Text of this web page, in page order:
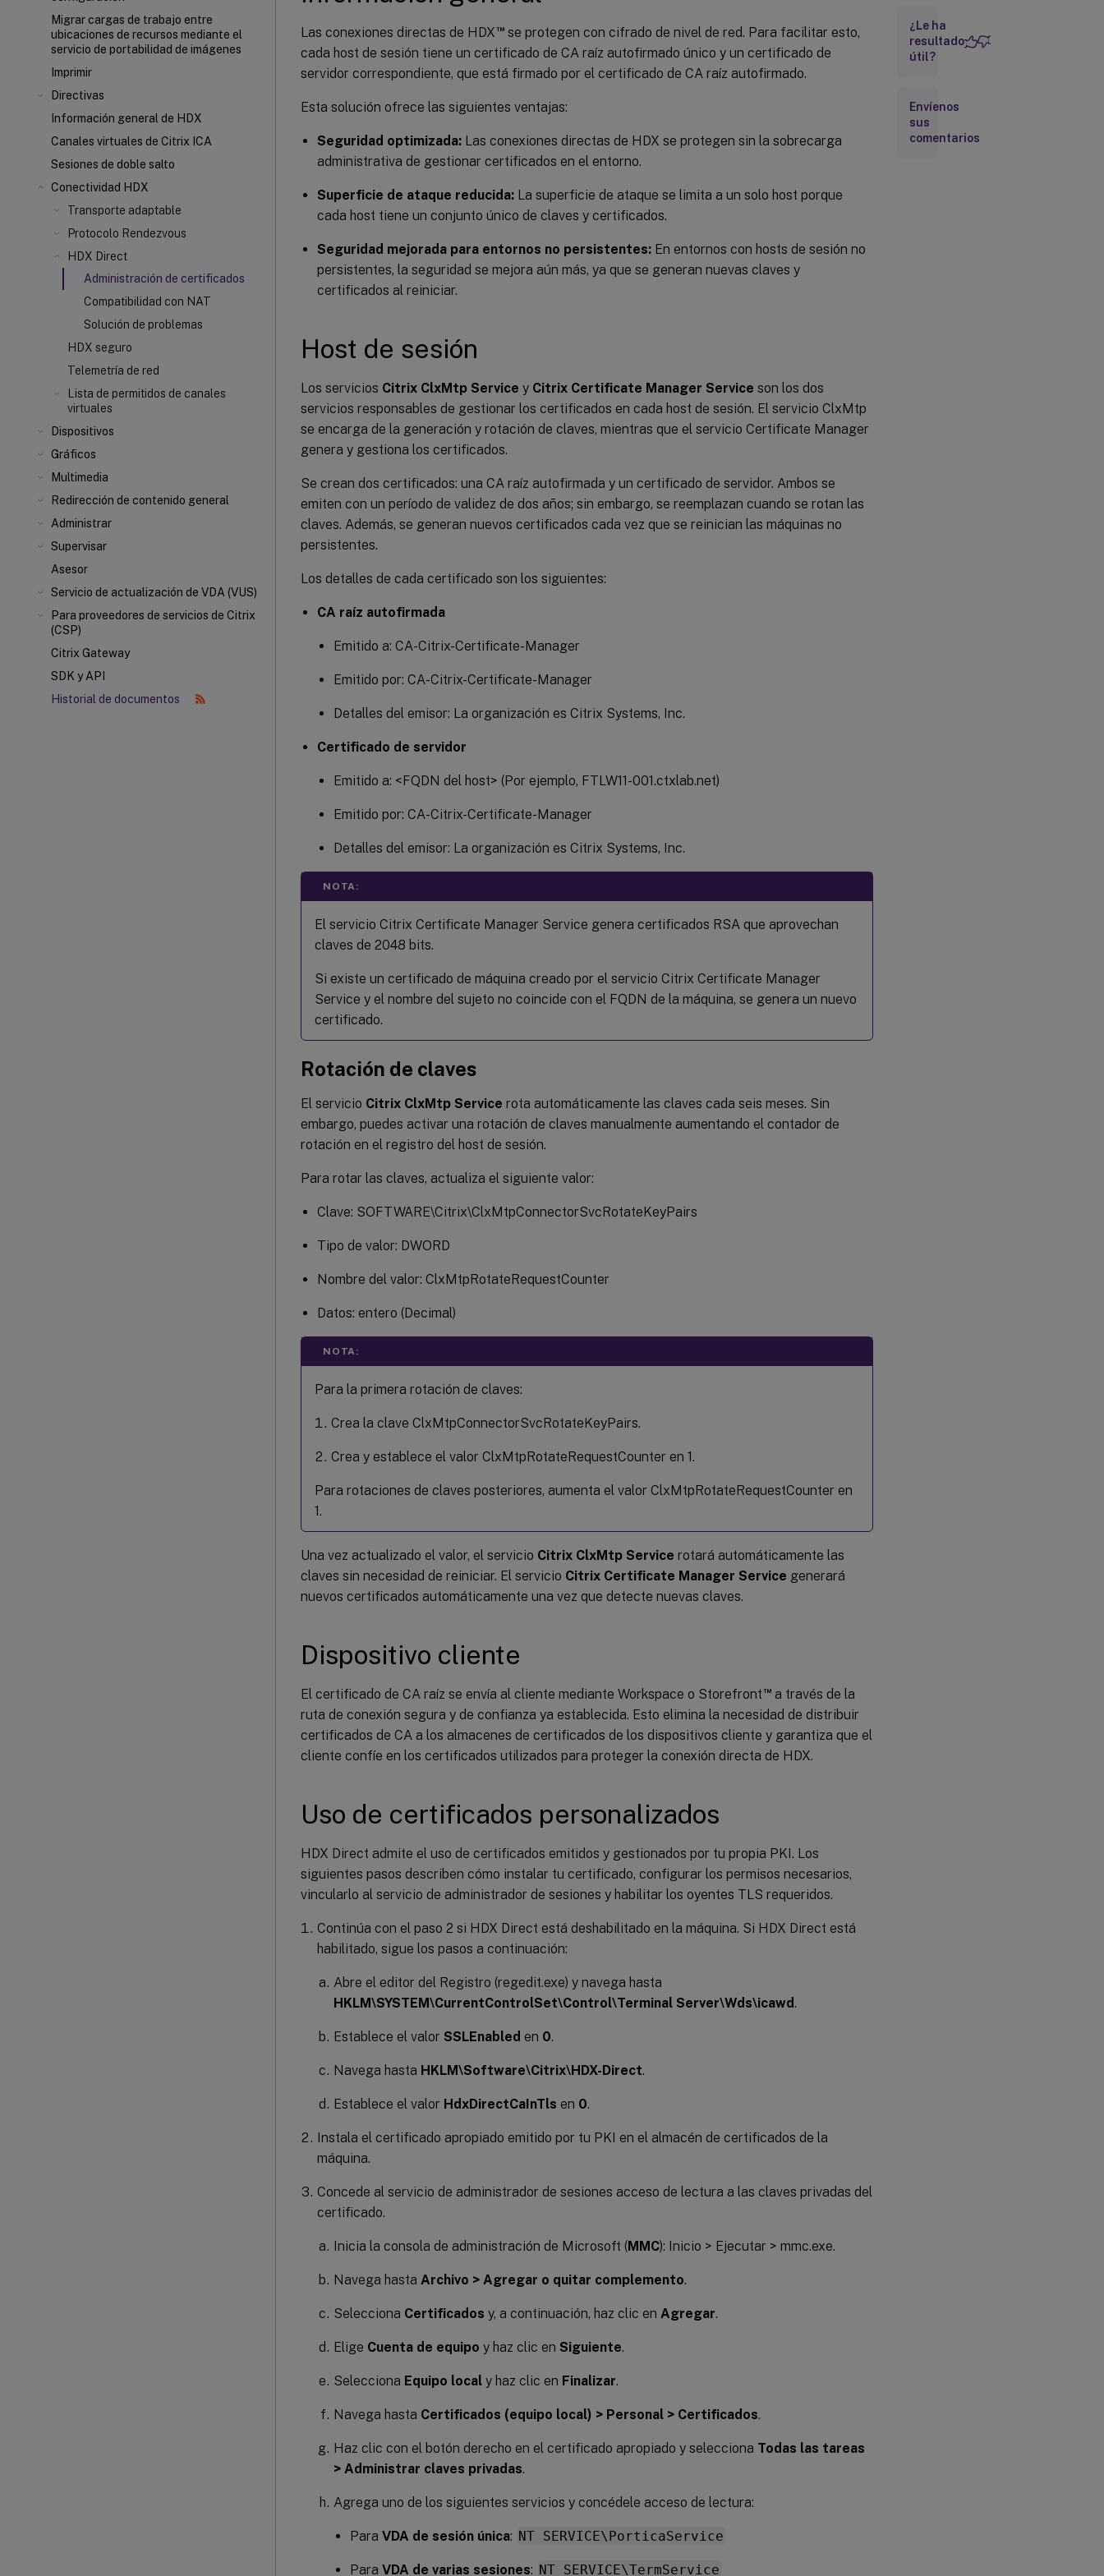
Migrar cargas de trabajo entre
ubicaciones de recursos mediante el
servicio de portabilidad de imágenes
Imprimir
Directivas
Información general de HDX
Canales virtuales de Citrix ICA
Sesiones de doble salto
Conectividad HDX
Transporte adaptable
Protocolo Rendezvous
HDX Direct
Administración de certificados
Compatibilidad con NAT
Solución de problemas
HDX seguro
Telemetría de red
Lista de permitidos de canales
virtuales
Dispositivos
Gráficos
Multimedia
Redirección de contenido general
Administrar
Supervisar
Asesor
Servicio de actualización de VDA (VUS)
Para proveedores de servicios de Citrix
(CSP)
Citrix Gateway
SDK y API
Historial de documentos
Las conexiones directas de HDX™se protegen con cifrado de nivel de red. Para facilitar esto,
cada host de sesión tiene un certificado de CA raíz autofirmado único y un certificado de
servidor correspondiente, que está firmado por el certificado de CA raíz autofirmado.
Esta solución ofrece las siguientes ventajas:
Seguridad optimizada: Las conexiones directas de HDX se protegen sin la sobrecarga
administrativa de gestionar certificados en el entorno.
Superficie de ataque reducida: La superficie de ataque se limita a un solo host porque
cada host tiene un conjunto único de claves y certificados.
Seguridad mejorada para entornos no persistentes: En entornos con hosts de sesión no
persistentes, la seguridad se mejora aún más, ya que se generan nuevas claves y
certificados al reiniciar.
Host de sesión
Los servicios Citrix ClxMtp Service y Citrix Certificate Manager Service son los dos
servicios responsables de gestionar los certificados en cada host de sesión. El servicio ClxMtp
se encarga de la generación y rotación de claves, mientras que el servicio Certificate Manager
genera y gestiona los certificados.
Se crean dos certificados: una CA raíz autofirmada y un certificado de servidor. Ambos se
emiten con un período de validez de dos años; sin embargo, se reemplazan cuando se rotan las
claves. Además, se generan nuevos certificados cada vez que se reinician las máquinas no
persistentes.
Los detalles de cada certificado son los siguientes:
CA raíz autofirmada
Emitido a: CA-Citrix-Certificate-Manager
Emitido por: CA-Citrix-Certificate-Manager
Detalles del emisor: La organización es Citrix Systems, Inc.
Certificado de servidor
Emitido a: <FQDN del host> (Por ejemplo, FTLW11-001.ctxlab.net)
Emitido por: CA-Citrix-Certificate-Manager
Detalles del emisor: La organización es Citrix Systems, Inc.
NOTA:
El servicio Citrix Certificate Manager Service genera certificados RSA que aprovechan
claves de 2048 bits.
Si existe un certificado de máquina creado por el servicio Citrix Certificate Manager
Service y el nombre del sujeto no coincide con el FQDN de la máquina, se genera un nuevo
certificado.
Rotación de claves
El servicio Citrix ClxMtp Service rota automáticamente las claves cada seis meses. Sin
embargo, puedes activar una rotación de claves manualmente aumentando el contador de
rotación en el registro del host de sesión.
Para rotar las claves, actualiza el siguiente valor:
Clave: SOFTWARE\Citrix\ClxMtpConnectorSvcRotateKeyPairs
Tipo de valor: DWORD
Nombre del valor: ClxMtpRotateRequestCounter
Datos: entero (Decimal)
NOTA:
Para la primera rotación de claves:
Crea la clave ClxMtpConnectorSvcRotateKeyPairs.
Crea y establece el valor ClxMtpRotateRequestCounter en 1.
Para rotaciones de claves posteriores, aumenta el valor ClxMtpRotateRequestCounter en
1.
Una vez actualizado el valor, el servicio Citrix ClxMtp Service rotará automáticamente las
claves sin necesidad de reiniciar. El servicio Citrix Certificate Manager Service generará
nuevos certificados automáticamente una vez que detecte nuevas claves.
Dispositivo cliente
El certificado de CA raíz se envía al cliente mediante Workspace o Storefront™a través de la
ruta de conexión segura y de confianza ya establecida. Esto elimina la necesidad de distribuir
certificados de CA a los almacenes de certificados de los dispositivos cliente y garantiza que el
cliente confíe en los certificados utilizados para proteger la conexión directa de HDX.
Uso de certificados personalizados
HDX Direct admite el uso de certificados emitidos y gestionados por tu propia PKI. Los
siguientes pasos describen cómo instalar tu certificado, configurar los permisos necesarios,
vincularlo al servicio de administrador de sesiones y habilitar los oyentes TLS requeridos.
Continúa con el paso 2 si HDX Direct está deshabilitado en la máquina. Si HDX Direct está
habilitado, sigue los pasos a continuación:
Abre el editor del Registro (regedit.exe) y navega hasta
HKLM\SYSTEM\CurrentControlSet\Control\Terminal Server\Wds\icawd .
Establece el valor SSLEnabled en 0.
Navega hasta HKLM\Software\Citrix\HDX-Direct.
Establece el valor HdxDirectCaInTls en 0.
Instala el certificado apropiado emitido por tu PKI en el almacén de certificados de la
máquina.
Concede al servicio de administrador de sesiones acceso de lectura a las claves privadas del
certificado.
Inicia la consola de administración de Microsoft (MMC): Inicio > Ejecutar > mmc.exe.
Navega hasta Archivo > Agregar o quitar complemento.
Selecciona Certificados y, a continuación, haz clic en Agregar.
Elige Cuenta de equipo y haz clic en Siguiente.
Selecciona Equipo local y haz clic en Finalizar.
Navega hasta Certificados (equipo local) > Personal > Certificados.
Haz clic con el botón derecho en el certificado apropiado y selecciona Todas las tareas
> Administrar claves privadas.
Agrega uno de los siguientes servicios y concédele acceso de lectura:
Para VDA de sesión única: NT SERVICE\PorticaService
Para VDA de varias sesiones: NT SERVICE\TermService
Uso de
certificados
personalizados
¿Le ha
resultado
útil?
Envíenos
sus
comentarios